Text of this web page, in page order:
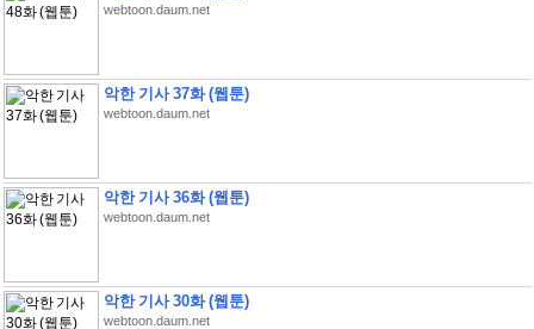
webtoon.daum.net
악한 기사 37화 (웹툰)
webtoon.daum.net
악한 기사 36화 (웹툰)
webtoon.daum.net
악한 기사 30화 (웹툰)
webtoon.daum.net